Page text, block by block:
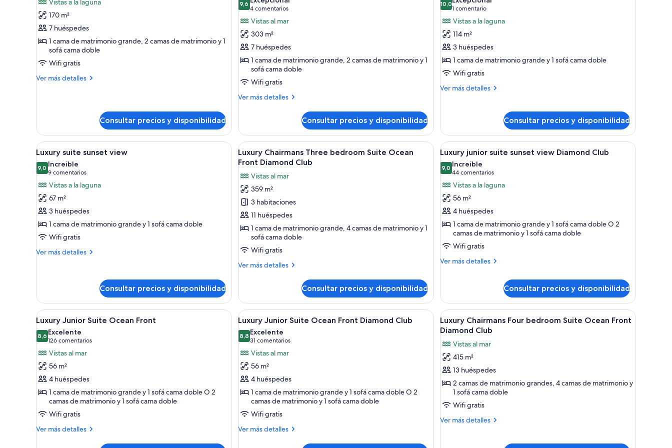
fotos
de
Luxury
Presidential
Two
Bedroom
Suite
Vistas a la laguna
170 m²
7 huéspedes
1 cama de matrimonio grande, 2 camas de matrimonio y 1
sofá cama doble
Wifi gratis
Ver más detalles
Más
Bedroom
Suite
Sunset
Diamond
club
Consultar precios y disponibilidad
fotos
de
Luxury
Chairmans
Two
bedroom
Suite
Ocean
Front
9,69,6 de 10
4 comentarios
(4 comentarios)
Vistas al mar
303 m²
7 huéspedes
1 cama de matrimonio grande, 2 camas de matrimonio y 1
sofá cama doble
Wifi gratis
Ver más detalles
Más
Chairmans
Two
bedroom
Suite
Front
Diamond
Club
Consultar precios y disponibilidad
fotos
de
Luxury
Presidential
One
Bedroom
Suite
Sunset
10,010,0 de 10
1 comentario
(1 comentario)
Vistas a la laguna
114 m²
3 huéspedes
1 cama de matrimonio grande y 1 sofá cama doble
Wifi gratis
Ver más detalles
Más
One
Bedroom
Suite
Sunset
View
Diamond
club
Consultar precios y disponibilidad
Abrir
todas
las
fotos
de
Luxury
suite
sunset
view
Un baño moderno con dos lavamanos, un espejo grande y un banco de madera.
2
Luxury suite sunset view
9,09,0 de 10
Increíble
9 comentarios
(9 comentarios)
Vistas a la laguna
67 m²
3 huéspedes
1 cama de matrimonio grande y 1 sofá cama doble
Wifi gratis
Ver más detalles
Más
sunset
view
Consultar precios y disponibilidad
Abrir
todas
fotos
de
Luxury
Chairmans
Three
bedroom
Suite
Ocean
Club
Una habitación de hotel moderna con una cama grande, un escritorio, un banco y vista al océano.
7
Luxury Chairmans Three bedroom Suite Ocean
Front Diamond Club
Vistas al mar
359 m²
3 habitaciones
11 huéspedes
1 cama de matrimonio grande, 4 camas de matrimonio y 1
sofá cama doble
Wifi gratis
Ver más detalles
Más
Chairmans
Three
bedroom
Suite
Ocean
Front
Diamond
Club
Consultar precios y disponibilidad
Abrir
todas
las
fotos
de
Luxury
junior
suite
sunset
view
Diamond
1
Luxury junior suite sunset view Diamond Club
9,09,0 de 10
Increíble
44 comentarios
(44 comentarios)
Vistas a la laguna
56 m²
4 huéspedes
1 cama de matrimonio grande y 1 sofá cama doble O 2
camas de matrimonio y 1 sofá cama doble
Wifi gratis
Ver más detalles
Más
junior
suite
sunset
view
Diamond
Club
Consultar precios y disponibilidad
Abrir
todas
las
fotos
de
Luxury
Junior
Suite
Ocean
Front
Una habitación de hotel moderna con una cama grande, televisor, escritorio y vista al mar.
4
Luxury Junior Suite Ocean Front
8,68,6 de 10
Excelente
126 comentarios
(126 comentarios)
Vistas al mar
56 m²
4 huéspedes
1 cama de matrimonio grande y 1 sofá cama doble O 2
camas de matrimonio y 1 sofá cama doble
Wifi gratis
Ver más detalles
Más
Abrir
todas
las
fotos
de
Luxury
Junior
Suite
Ocean
Front
Diamond
Una habitación de hotel moderna con una cama grande, televisor, escritorio y vista al mar.
5
Luxury Junior Suite Ocean Front Diamond Club
8,88,8 de 10
Excelente
31 comentarios
(31 comentarios)
Vistas al mar
56 m²
4 huéspedes
1 cama de matrimonio grande y 1 sofá cama doble O 2
camas de matrimonio y 1 sofá cama doble
Wifi gratis
Ver más detalles
Más
Abrir
todas
fotos
de
Luxury
Chairmans
Four
bedroom
Suite
Una habitación de hotel moderna con una
7
Luxury Chairmans Four bedroom Suite Ocean Front
Diamond Club
Vistas al mar
415 m²
13 huéspedes
2 camas de matrimonio grandes, 4 camas de matrimonio y
1 sofá cama doble
Wifi gratis
Ver más detalles
Más